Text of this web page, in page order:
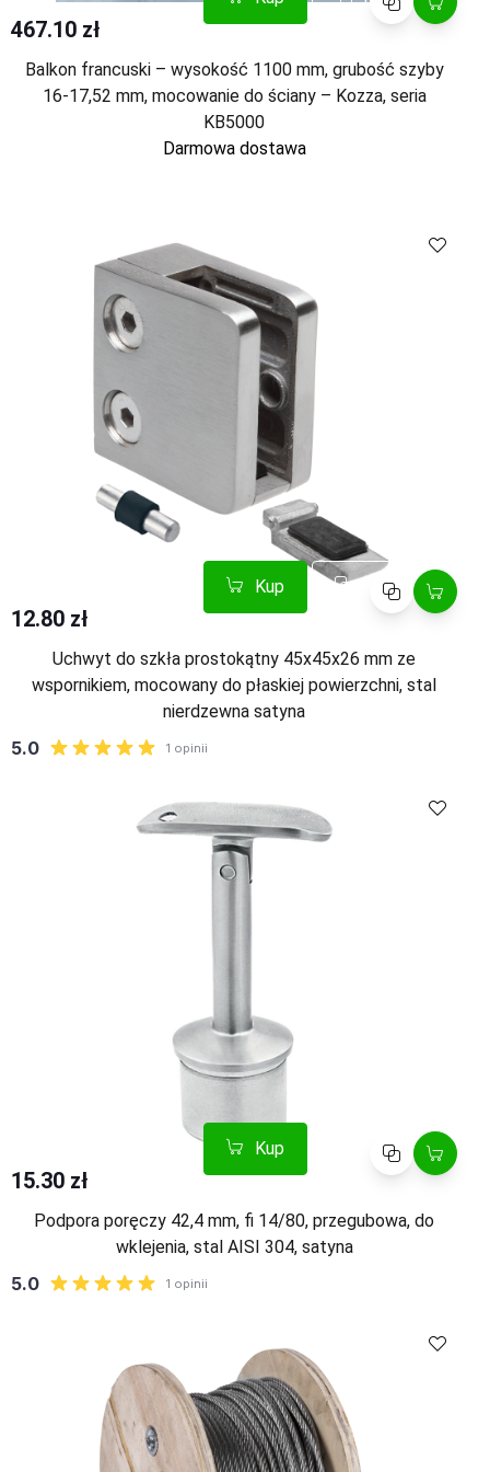
467.10 zł
Balkon francuski – wysokość 1100 mm, grubość szyby
16-17,52 mm, mocowanie do ściany – Kozza, seria
KB5000
Darmowa dostawa
Kup Porównaj
12.80 zł
Uchwyt do szkła prostokątny 45x45x26 mm ze
wspornikiem, mocowany do płaskiej powierzchni, stal
nierdzewna satyna
Kup Porównaj
15.30 zł
Podpora poręczy 42,4 mm, fi 14/80, przegubowa, do
wklejenia, stal AISI 304, satyna